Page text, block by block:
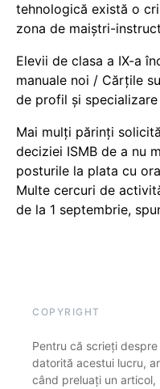
tehnologică există o
zona de maiștri-
Elevii de clasa a IX-a
manuale noi / Cărțile
de profil și specializare
Mai mulți părinți
deciziei ISMB de a nu
posturile la plata cu
Multe cercuri de
de la 1 septembrie,
COPYRIGHT
Pentru că scrieți
datorită acestui lucru,
când preluați un